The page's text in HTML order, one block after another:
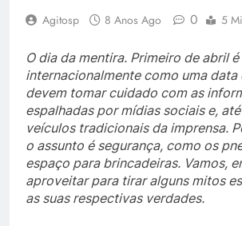
Agitosp 8 Anos Ago 0 5
O dia da mentira. Primeiro de abril
internacionalmente como uma
devem tomar cuidado com as
espalhadas por mídias sociais e,
veículos tradicionais da imprensa.
o assunto é segurança, como os
espaço para brincadeiras. Vamos,
aproveitar para tirar alguns mitos
as suas respectivas verdades.